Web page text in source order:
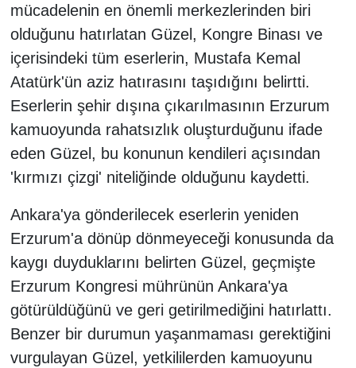
mücadelenin en önemli merkezlerinden biri
olduğunu hatırlatan Güzel, Kongre Binası ve
içerisindeki tüm eserlerin, Mustafa Kemal
Atatürk'ün aziz hatırasını taşıdığını belirtti.
Eserlerin şehir dışına çıkarılmasının Erzurum
kamuoyunda rahatsızlık oluşturduğunu ifade
eden Güzel, bu konunun kendileri açısından
'kırmızı çizgi' niteliğinde olduğunu kaydetti.
Ankara'ya gönderilecek eserlerin yeniden
Erzurum'a dönüp dönmeyeceği konusunda da
kaygı duyduklarını belirten Güzel, geçmişte
Erzurum Kongresi mührünün Ankara'ya
götürüldüğünü ve geri getirilmediğini hatırlattı.
Benzer bir durumun yaşanmaması gerektiğini
vurgulayan Güzel, yetkililerden kamuoyunu